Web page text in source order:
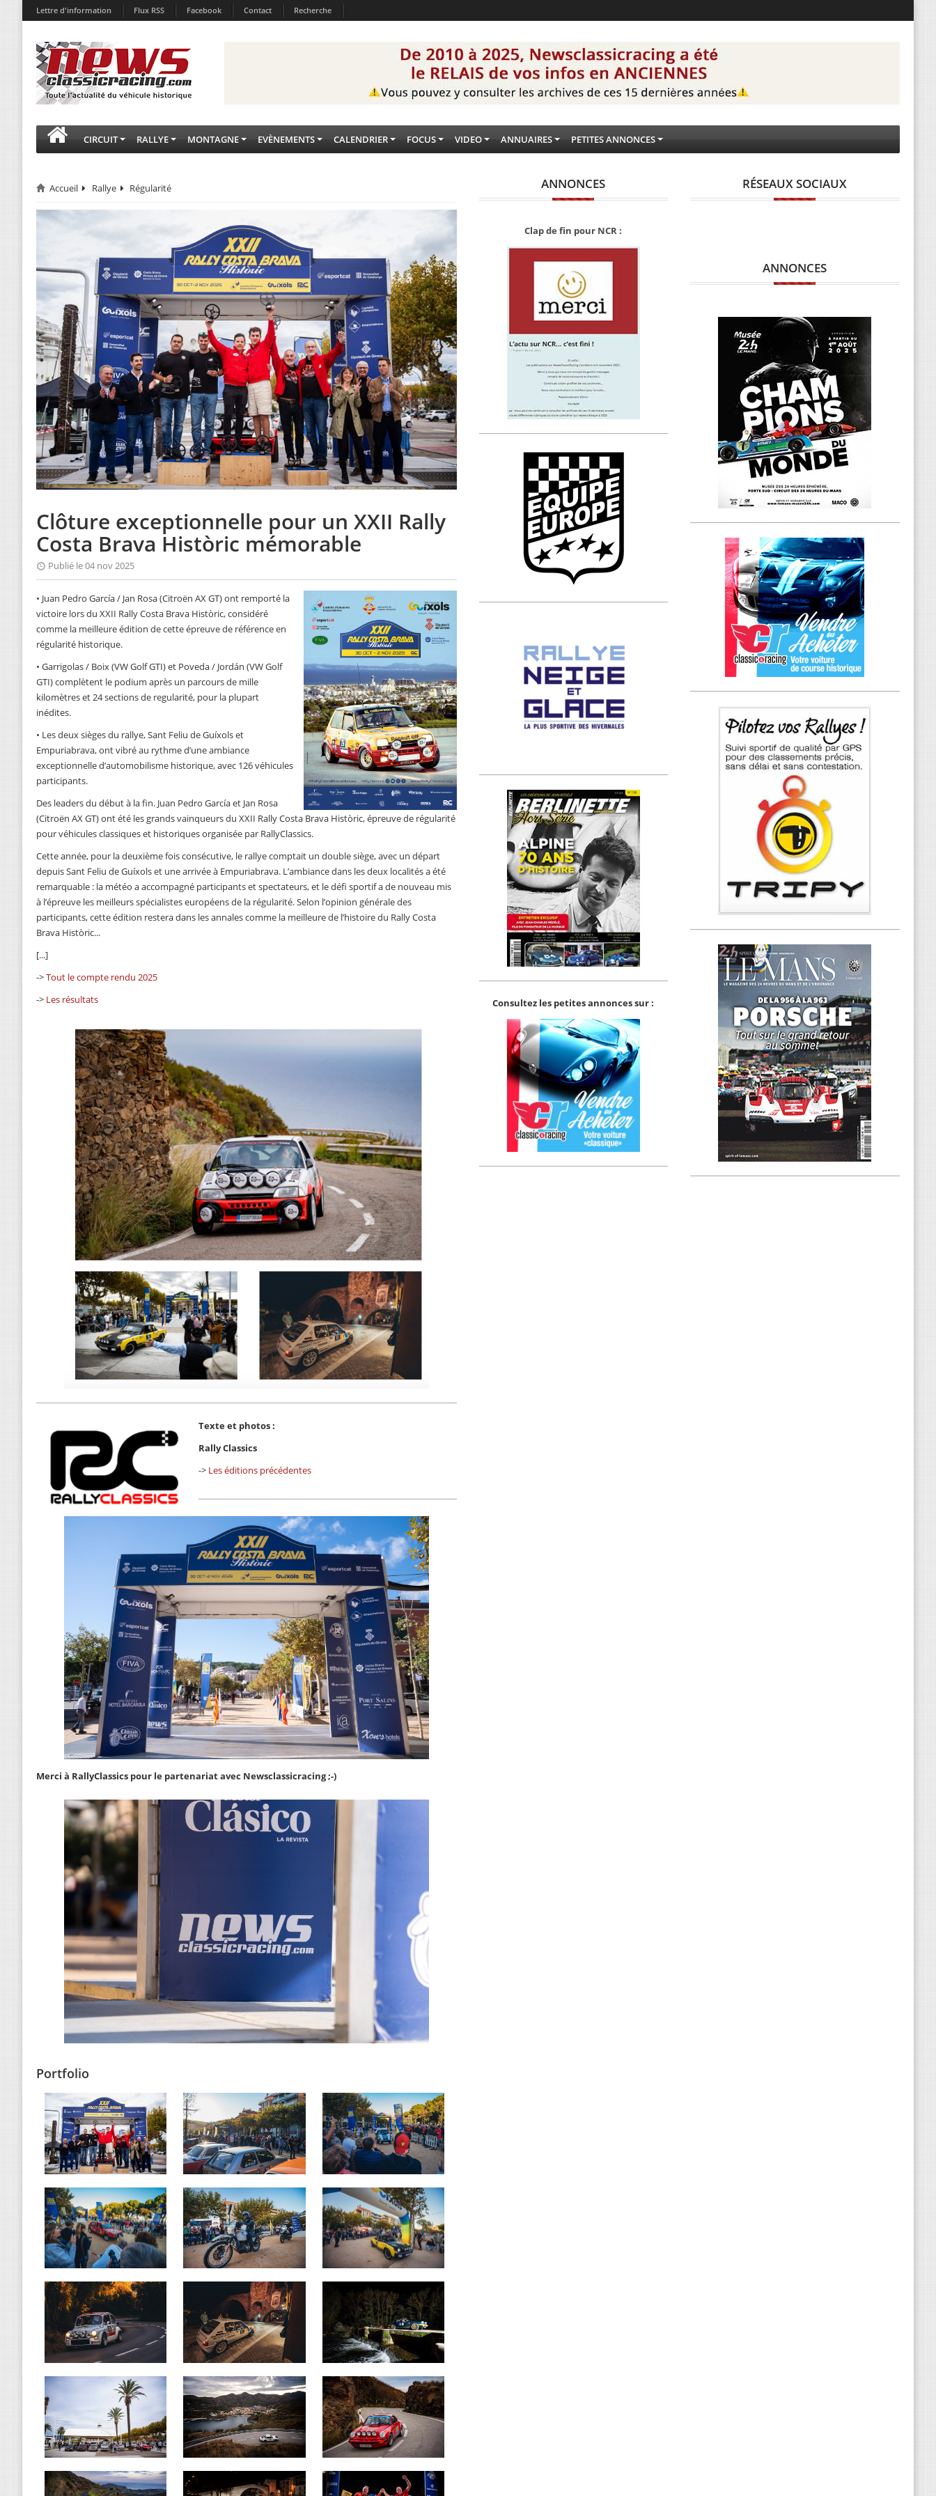
Lettre d'information Flux RSS Facebook Contact Recherche
CIRCUIT RALLYE MONTAGNE EVÈNEMENTS CALENDRIER FOCUS VIDEO ANNUAIRES PETITES ANNONCES
Accueil Rallye Régularité
Clôture exceptionnelle pour un XXII Rally
Costa Brava Històric mémorable
Publié le 04 nov 2025
• Juan Pedro García / Jan Rosa (Citroën AX GT) ont remporté la
victoire lors du XXII Rally Costa Brava Històric, considéré
comme la meilleure édition de cette épreuve de référence en
régularité historique.
• Garrigolas / Boix (VW Golf GTI) et Poveda / Jordán (VW Golf
GTI) complètent le podium après un parcours de mille
kilomètres et 24 sections de regularité, pour la plupart
inédites.
• Les deux sièges du rallye, Sant Feliu de Guíxols et
Empuriabrava, ont vibré au rythme d’une ambiance
exceptionnelle d’automobilisme historique, avec 126 véhicules
participants.
Des leaders du début à la fin. Juan Pedro García et Jan Rosa
(Citroën AX GT) ont été les grands vainqueurs du XXII Rally Costa Brava Històric, épreuve de régularité
pour véhicules classiques et historiques organisée par RallyClassics.
Cette année, pour la deuxième fois consécutive, le rallye comptait un double siège, avec un départ
depuis Sant Feliu de Guíxols et une arrivée à Empuriabrava. L’ambiance dans les deux localités a été
remarquable : la météo a accompagné participants et spectateurs, et le défi sportif a de nouveau mis
à l’épreuve les meilleurs spécialistes européens de la régularité. Selon l’opinion générale des
participants, cette édition restera dans les annales comme la meilleure de l’histoire du Rally Costa
Brava Històric...
[...]
->Tout le compte rendu 2025
-> Les résultats
Texte et photos :
Rally Classics
-> Les éditions précédentes
Merci à RallyClassics pour le partenariat avec Newsclassicracing ;-)
Portfolio
ANNONCES
Clap de fin pour NCR :
Consultez les petites annonces sur :
RÉSEAUX SOCIAUX
ANNONCES